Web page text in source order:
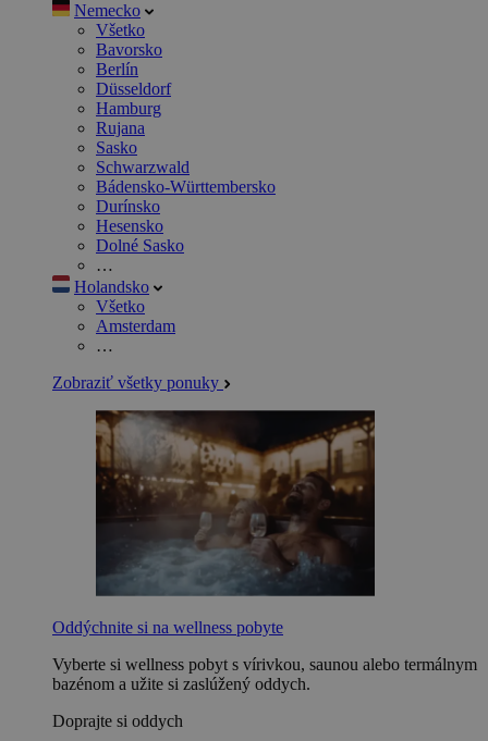
Nemecko
Všetko
Bavorsko
Berlín
Düsseldorf
Hamburg
Rujana
Sasko
Schwarzwald
Bádensko-Württembersko
Durínsko
Hesensko
Dolné Sasko
…
Holandsko
Všetko
Amsterdam
…
Zobraziť všetky ponuky
Oddýchnite si na wellness pobyte
Vyberte si wellness pobyt s vírivkou, saunou alebo termálnym
bazénom a užite si zaslúžený oddych.
Doprajte si oddych